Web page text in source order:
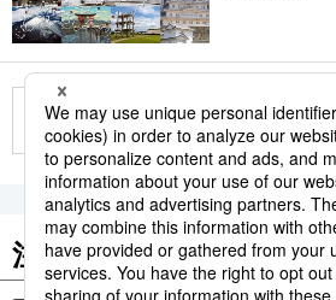
もっと見る
注目のキーワード